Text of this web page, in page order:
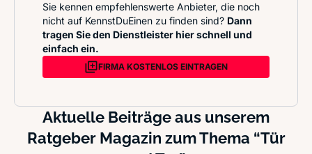
Sie kennen empfehlenswerte Anbieter, die noch
nicht auf KennstDuEinen zu finden sind? Dann
tragen Sie den Dienstleister hier schnell und
einfach ein.
FIRMA KOSTENLOS EINTRAGEN
Aktuelle Beiträge aus unserem
Ratgeber Magazin zum Thema “Tür